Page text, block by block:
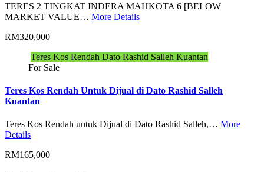
TERES 2 TINGKAT INDERA MAHKOTA 6 [BELOW
MARKET VALUE… More Details
RM320,000
Teres Kos Rendah Dato Rashid Salleh Kuantan
For Sale
Teres Kos Rendah Untuk Dijual di Dato Rashid Salleh
Kuantan
Teres Kos Rendah untuk Dijual di Dato Rashid Salleh,… More
Details
RM165,000